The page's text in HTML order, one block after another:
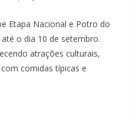
Etapa Nacional e Potro do
o dia 10 de setembro.
atrações culturais,
comidas típicas e